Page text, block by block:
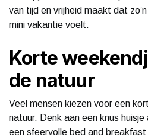
van tijd en vrijheid maakt dat
mini vakantie voelt.
Korte
de natuur
Veel mensen kiezen voor een
natuur. Denk aan een knus
een sfeervolle bed and